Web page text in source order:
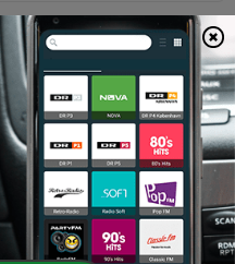
kantelt de oorlog?
In deze aflevering bespreken de gasten persoonlijke anekdotes over diplomatieke geschenken voordat ze dieper ingaan op de militaire situatie in Oekraïne. De discussie analyseert de huidige status quo aan het front, waarbij de Russische opmars vertraagt en de oorlog transformeert in een technologische uitputtingsslag. Daarnaast wordt de onvoorspelbare Russische strategie en de mogelijke escalatie tegen de NAVO-oostflank geanalyseerd, inclusief de rol van China bij het voorkomen van nucleaire escalatie. De aflevering behandelt tevens geopolitieke spanningen in het Midden-Oosten, de impact van Trump op de NAVO en de noodzaak van Europees leiderschap.
de Amerikanen aan
In deze aflevering analyseren de gasten de NAVO-top in Ankara en de kritiek op de Nederlandse inlichtingendiensten die de Russische invasie van Oekraïne onjuist inschatten. De discussie behandelt de huidige uitputtingsoorlog in Oekraïne, de strategische noodzaak van luchtverdediging en de impact van aanvallen op de Krim en Russische logistieke lijnen. Daarnaast wordt de geopolitieke spanning in het Midden-Oosten besproken, inclusief de situatie in Gaza en de Westbank. Tot slot wordt de focus gelegd op de Europese defensie-uitgaven, de uitdagingen rondom de rol van de Verenigde Staten onder Trump en de lessen uit de nieuwe Nederlandse defensienota wat betreft innovatie en maatschappelijke weerbaarheid.